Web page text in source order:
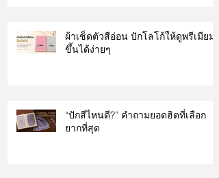
ผ้าเช็ดตัวสีอ่อน ปักโลโก้ให้ดูพรีเมียม
ขึ้นได้ง่ายๆ
“ปักสีไหนดี?” คำถามยอดฮิตที่เลือก
ยากที่สุด